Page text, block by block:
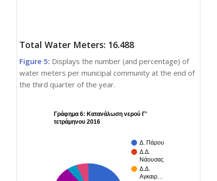
Total Water Meters: 16.488
Figure 5: Displays the number (and percentage) of
water meters per municipal community at the end of
the third quarter of the year.
Γράφημα 6: Κατανάλωση νερού Γ’
τετράμηνου 2016
Δ. Πάρου
Δ.Δ.
Νάουσας
Δ.Δ.
Αγκαιρ…